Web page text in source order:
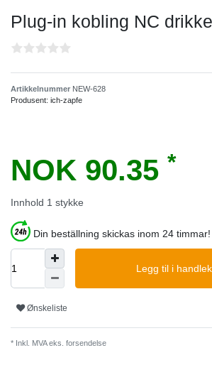
Plug-in kobling NC drikke
Artikkelnummer NEW-628
Produsent: ich-zapfe
NOK 90.35 *
Innhold 1 stykke
Din beställning skickas inom 24 timmar!
Legg til i
Ønskeliste
* Inkl. MVA eks. forsendelse